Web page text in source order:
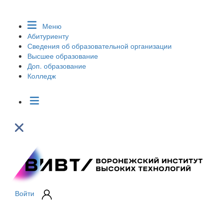
Меню
Абитуриенту
Сведения об образовательной организации
Высшее образование
Доп. образование
Колледж
Войти